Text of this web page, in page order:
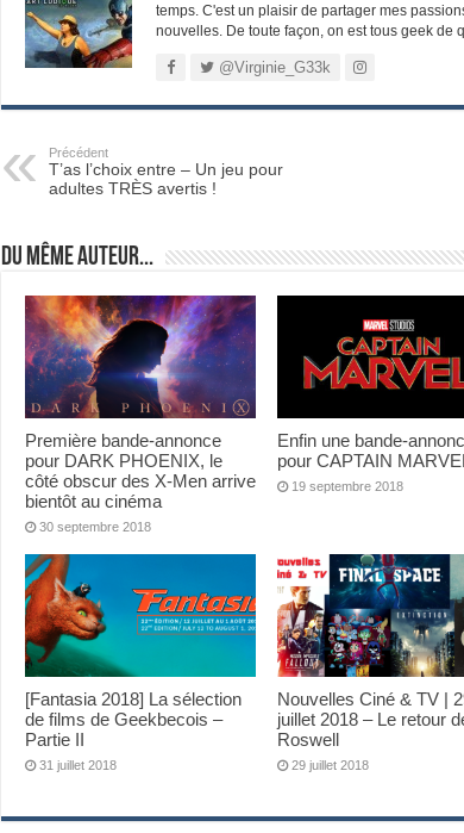
temps. C'est un plaisir de partager mes
nouvelles. De toute façon, on est tous geek de
@Virginie_G33k
Précédent
T’as l’choix entre – Un jeu pour
adultes TRÈS avertis !
Du même auteur...
Première bande-annonce
pour DARK PHOENIX, le
côté obscur des X-Men arrive
bientôt au cinéma
30 septembre 2018
Enfin une bande-
pour CAPTAIN
19 septembre 2018
[Fantasia 2018] La sélection
de films de Geekbecois –
Partie II
31 juillet 2018
Nouvelles Ciné & TV |
juillet 2018 – Le retour
Roswell
29 juillet 2018